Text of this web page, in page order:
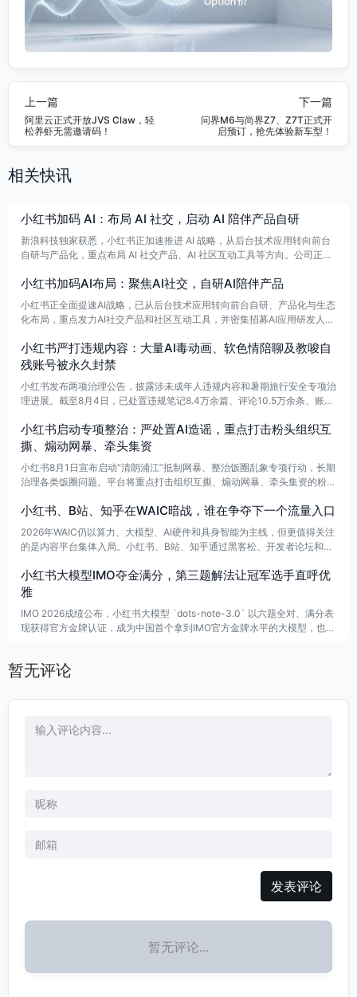
上一篇
阿里云正式开放JVS Claw，轻
松养虾无需邀请码！
下一篇
问界M6与尚界Z7、Z7T正式开
启预订，抢先体验新车型！
相关快讯
小红书加码 AI：布局 AI 社交，启动 AI 陪伴产品自研
新浪科技独家获悉，小红书正加速推进 AI 战略，从后台技术应用转向前台
自研与产品化，重点布局 AI 社交产品、AI 社区互动工具等方向。公司正高
品岗位，探索 AI 陪伴、情感连接、兴趣匹配和个性化互动等应用。
小红书加码AI布局：聚焦AI社交，自研AI陪伴产品
小红书正全面提速AI战略，已从后台技术应用转向前台自研、产品化与生态
化布局，重点发力AI社交产品和社区互动工具，并密集招募AI应用研发人
匹配和个性化互动，打造更有温度的陪伴体验。
小红书严打违规内容：大量AI毒动画、软色情陪聊及教唆自
残账号被永久封禁
小红书发布两项治理公告，披露涉未成年人违规内容和暑期旅行安全专项治
理进展。截至8月4日，已处置违规笔记8.4万余篇、评论10.5万余条、账号
被永久封禁并下架内容。
小红书启动专项整治：严处置AI造谣，重点打击粉头组织互
撕、煽动网暴、牵头集资
小红书8月1日宣布启动“清朗浦江”抵制网暴、整治饭圈乱象专项行动，长期
治理各类饭圈问题。平台将重点打击组织互撕、煽动网暴、牵头集资的粉头
时，体育领域的拉踩运动员、泄露隐私、编造虚假赛事信息等也将被整治。
小红书、B站、知乎在WAIC暗战，谁在争夺下一个流量入口
2026年WAIC仍以算力、大模型、AI硬件和具身智能为主线，但更值得关注
的是内容平台集体入局。小红书、B站、知乎通过黑客松、开发者论坛和AI
模型趋同后，应用创新正向中小团队和超级个体下沉。
小红书大模型IMO夺金满分，第三题解法让冠军选手直呼优
雅
IMO 2026成绩公布，小红书大模型 `dots-note-3.0` 以六题全对、满分表
现获得官方金牌认证，成为中国首个拿到IMO官方金牌水平的大模型，也是
暂无评论
发表评论
暂无评论...